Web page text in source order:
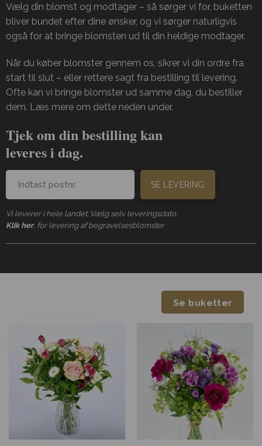
Vælg din blomst og modtager – så sørger vi for, buketten
bliver bundet efter dine ønsker, og vi sørger naturligvis
også for at bringe blomsten ud til din heldige modtager.
Når du køber blomster gennem os, sikrer vi din ordre fra
start til slut – eller rettere sagt fra bestilling til levering.
Ofte kan vi bringe blomster ud samme dag, du bestiller
dem. Læs mere om dette neden under.
Tjek om din bestilling kan
leveres i dag.
SE LEVERING
Vi leverer i hele landet. Vælg selv leveringsdato.
Klik her, for levering af begravelsesblomster
Se buketter